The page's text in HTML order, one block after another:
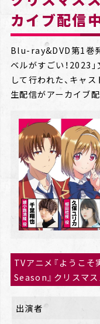
カイブ配信中
Blu-ray&DVD第1巻発
ベルがすごい！2023
して行われた、キャ
生配信がアーカイブ配
TVアニメ『ようこ
Season』クリスマ
出演者